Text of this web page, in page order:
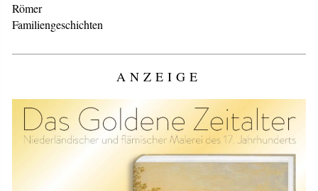
Römer
Familiengeschichten
ANZEIGE